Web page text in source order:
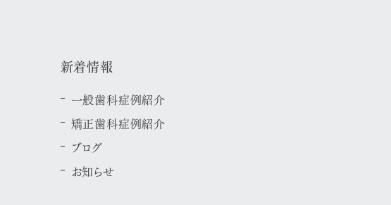
新着情報
一般歯科症例紹介
矯正歯科症例紹介
ブログ
お知らせ